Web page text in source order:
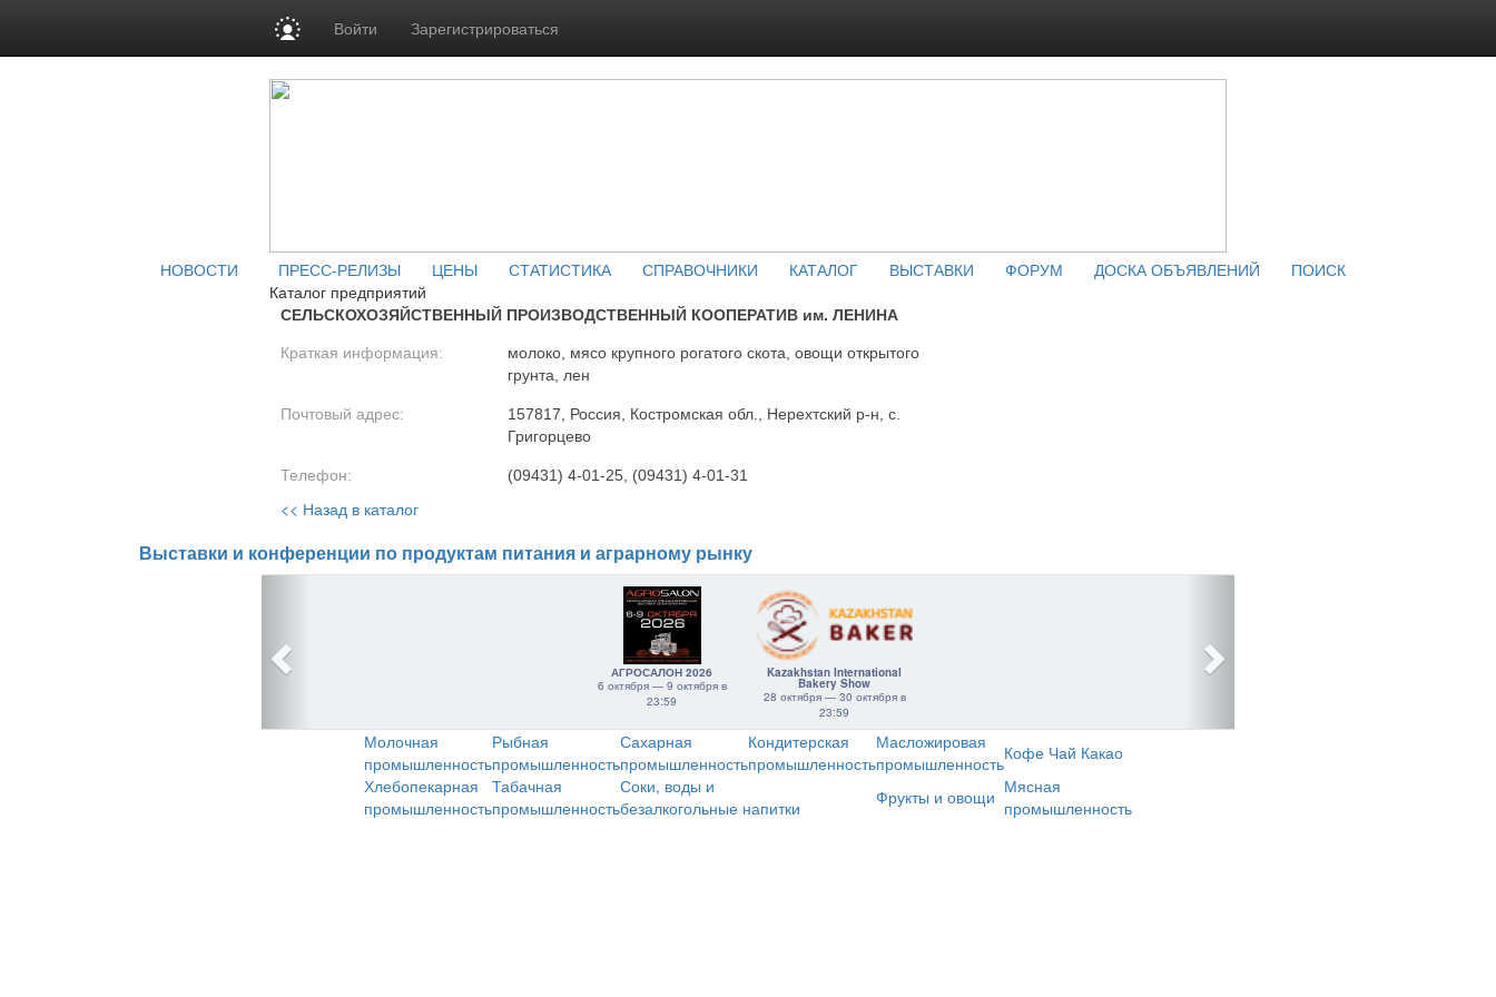
Войти Зарегистрироваться
НОВОСТИ ПРЕСС-РЕЛИЗЫ ЦЕНЫ СТАТИСТИКА СПРАВОЧНИКИ КАТАЛОГ ВЫСТАВКИ ФОРУМ ДОСКА ОБЪЯВЛЕНИЙ
ПОИСК
Каталог предприятий
СЕЛЬСКОХОЗЯЙСТВЕННЫЙ ПРОИЗВОДСТВЕННЫЙ КООПЕРАТИВ им. ЛЕНИНА
Краткая информация:
молоко, мясо крупного рогатого скота, овощи открытого
грунта, лен
Почтовый адрес:
157817, Россия, Костромская обл., Нерехтский р-н, с.
Григорцево
Телефон: (09431) 4-01-25, (09431) 4-01-31
<< Назад в каталог
Выставки и конференции по продуктам питания и аграрному рынку
АГРОСАЛОН 2026
6 октября — 9 октября в
23:59
Kazakhstan International
Bakery Show
28 октября — 30 октября в
23:59
Молочная
промышленность
Рыбная
промышленность
Сахарная
промышленность
Кондитерская
промышленность
Масложировая
промышленностьКофе Чай Какао
Хлебопекарная
промышленность
Табачная
промышленность
Соки, воды и
безалкогольные напитки
Фрукты и овощи Мясная
промышленность